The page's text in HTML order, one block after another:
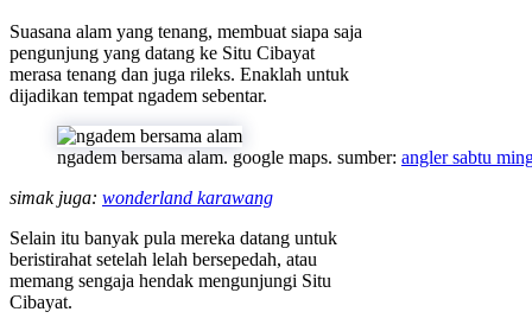
Suasana alam yang tenang, membuat siapa saja
pengunjung yang datang ke Situ Cibayat
merasa tenang dan juga rileks. Enaklah untuk
dijadikan tempat ngadem sebentar.
ngadem bersama alam. google maps. sumber: angler sabtu
simak juga: wonderland karawang
Selain itu banyak pula mereka datang untuk
beristirahat setelah lelah bersepedah, atau
memang sengaja hendak mengunjungi Situ
Cibayat.